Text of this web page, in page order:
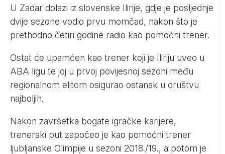
U Zadar dolazi iz slovenske Ilirije, gdje je posljednje
dvije sezone vodio prvu momčad, nakon što je
prethodno četiri godine radio kao pomoćni trener.
Ostat će upamćen kao trener koji je Iliriju uveo u
ABA ligu te joj u prvoj povijesnoj sezoni među
regionalnom elitom osigurao ostanak u društvu
najboljih.
Nakon završetka bogate igračke karijere,
trenerski put započeo je kao pomoćni trener
ljubljanske Olimpije u sezoni 2018./19., a potom je